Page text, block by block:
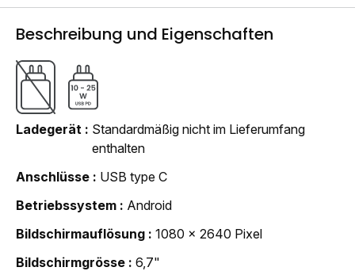
Beschreibung und Eigenschaften
Ladegerät
Standardmäßig nicht im Lieferumfang
enthalten
Anschlüsse
USB type C
Betriebssystem
Android
Bildschirmauflösung
1080 x 2640 Pixel
Bildschirmgrösse
6,7"